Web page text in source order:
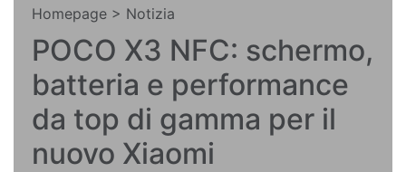
Homepage > Notizia
POCO X3 NFC: schermo,
batteria e performance
da top di gamma per il
nuovo Xiaomi